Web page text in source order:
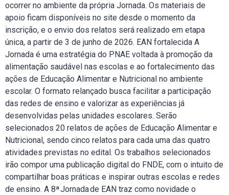
ocorrer no ambiente da própria Jornada. Os materiais de
apoio ficam disponíveis no site desde o momento da
inscrição, e o envio dos relatos será realizado em etapa
única, a partir de 3 de junho de 2026. EAN fortalecida A
Jornada é uma estratégia do PNAE voltada à promoção da
alimentação saudável nas escolas e ao fortalecimento das
ações de Educação Alimentar e Nutricional no ambiente
escolar. O formato relançado busca facilitar a participação
das redes de ensino e valorizar as experiências já
desenvolvidas pelas unidades escolares. Serão
selecionados 20 relatos de ações de Educação Alimentar e
Nutricional, sendo cinco relatos para cada uma das quatro
atividades previstas no edital. Os trabalhos selecionados
irão compor uma publicação digital do FNDE, com o intuito de
compartilhar boas práticas e inspirar outras escolas e redes
de ensino. A 8ª Jornada de EAN traz como novidade o